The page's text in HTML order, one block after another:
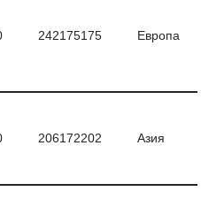
242175175 Европа
206172202 Азия